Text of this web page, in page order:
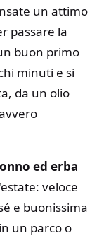
un attimo
passare la
buon primo
minuti e si
da un olio
ed erba
veloce
e buonissima
un parco o